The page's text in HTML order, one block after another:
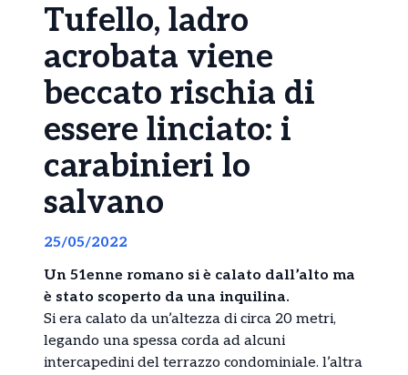
Tufello, ladro
acrobata viene
beccato rischia di
essere linciato: i
carabinieri lo
salvano
25/05/2022
Un 51enne romano si è calato dall’alto ma
è stato scoperto da una inquilina.
Si era calato da un’altezza di circa 20 metri,
legando una spessa corda ad alcuni
intercapedini del terrazzo condominiale. l’altra